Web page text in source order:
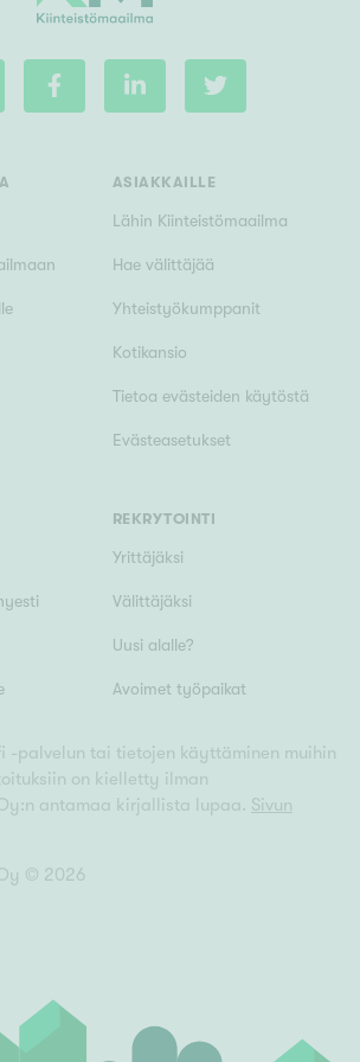
Ei uudiskohteita
Ei arvokohteita
ASIAKKAILLE
Lähin Kiinteistömaailma
Hae välittäjää
Yhteistyökumppanit
Kotikansio
Tietoa evästeiden käytöstä
Evästeasetukset
REKRYTOINTI
Yrittäjäksi
Välittäjäksi
Uusi alalle?
Avoimet työpaikat
-palvelun tai tietojen käyttäminen muihin
on kielletty ilman
antamaa kirjallista lupaa. Sivun
© 2026